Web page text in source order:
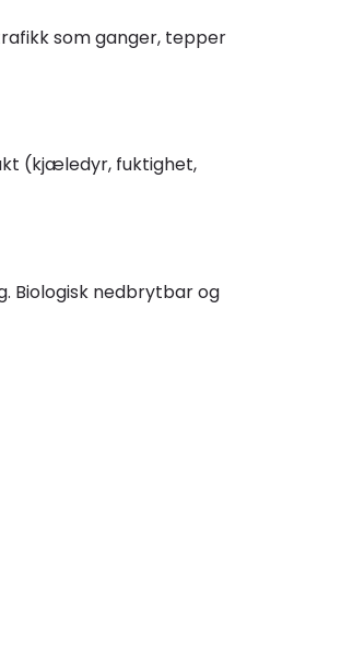
som ganger, tepper
(kjæledyr, fuktighet,
Biologisk nedbrytbar og